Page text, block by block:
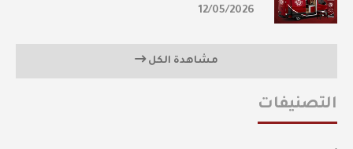
12/05/2026
مشاهدة الكل
التصنيفات